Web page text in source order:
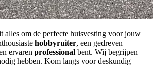
alles om de perfecte huisvesting voor jouw
hobbyruiter, een gedreven
ervaren professional bent. Wij begrijpen
hebben. Kom langs voor deskundig